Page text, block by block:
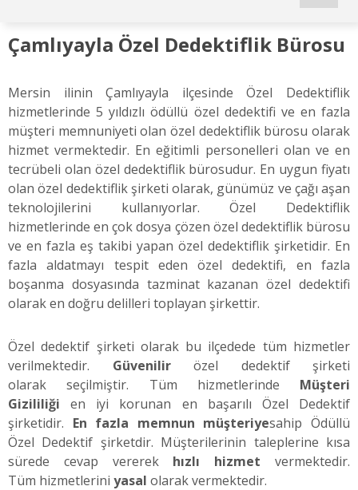
Çamlıyayla Özel Dedektiflik Bürosu
Mersin ilinin Çamlıyayla ilçesinde Özel Dedektiflik
hizmetlerinde 5 yıldızlı ödüllü özel dedektifi ve en fazla
müşteri memnuniyeti olan özel dedektiflik bürosu olarak
hizmet vermektedir. En eğitimli personelleri olan ve en
tecrübeli olan özel dedektiflik bürosudur. En uygun fiyatı
olan özel dedektiflik şirketi olarak, günümüz ve çağı aşan
teknolojilerini kullanıyorlar. Özel Dedektiflik
hizmetlerinde en çok dosya çözen özel dedektiflik bürosu
ve en fazla eş takibi yapan özel dedektiflik şirketidir. En
fazla aldatmayı tespit eden özel dedektifi, en fazla
boşanma dosyasında tazminat kazanan özel dedektifi
olarak en doğru delilleri toplayan şirkettir.
Özel dedektif şirketi olarak bu ilçedede tüm hizmetler
verilmektedir. Güvenilirözel dedektif şirketi
olarak seçilmiştir. Tüm hizmetlerinde Müşteri
Gizililiğien iyi korunan en başarılı Özel Dedektif
şirketidir. En fazla memnun müşteriyesahip Ödüllü
Özel Dedektif şirketdir. Müşterilerinin taleplerine kısa
sürede cevap vererek hızlı hizmet vermektedir.
Tüm hizmetlerini yasal olarak vermektedir.